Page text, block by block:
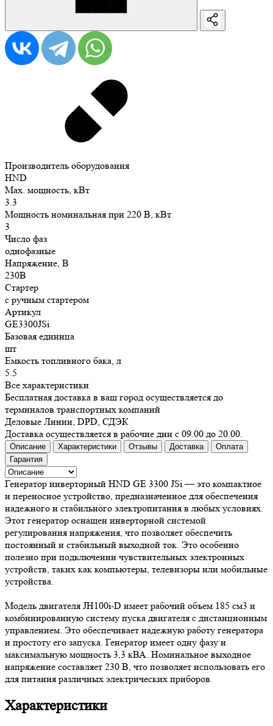
Производитель оборудования
HND
Max. мощность, кВт
3.3
Мощность номинальная при 220 В, кВт
3
Число фаз
однофазные
Напряжение, В
230В
Стартер
с ручным стартером
Артикул
GE3300JSi
Базовая единица
шт
Емкость топливного бака, л
5.5
Все характеристики
Бесплатная доставка в ваш город осуществляется до
терминалов транспортных компаний
Деловые Линии, DPD, СДЭК
Доставка осуществляется в рабочие дни с 09.00 до 20.00.
Описание Характеристики Отзывы Доставка
Оплата
Гарантия
Генератор инверторный HND GE 3300 JSi — это компактное
и переносное устройство, предназначенное для обеспечения
надежного и стабильного электропитания в любых условиях.
Этот генератор оснащен инверторной системой
регулирования напряжения, что позволяет обеспечить
постоянный и стабильный выходной ток. Это особенно
полезно при подключении чувствительных электронных
устройств, таких как компьютеры, телевизоры или мобильные
устройства.
Модель двигателя JH100i-D имеет рабочий объем 185 см3 и
комбинированную систему пуска двигателя с дистанционным
управлением. Это обеспечивает надежную работу генератора
и простоту его запуска. Генератор имеет одну фазу и
максимальную мощность 3,3 кВА. Номинальное выходное
напряжение составляет 230 В, что позволяет использовать его
для питания различных электрических приборов.
Характеристики